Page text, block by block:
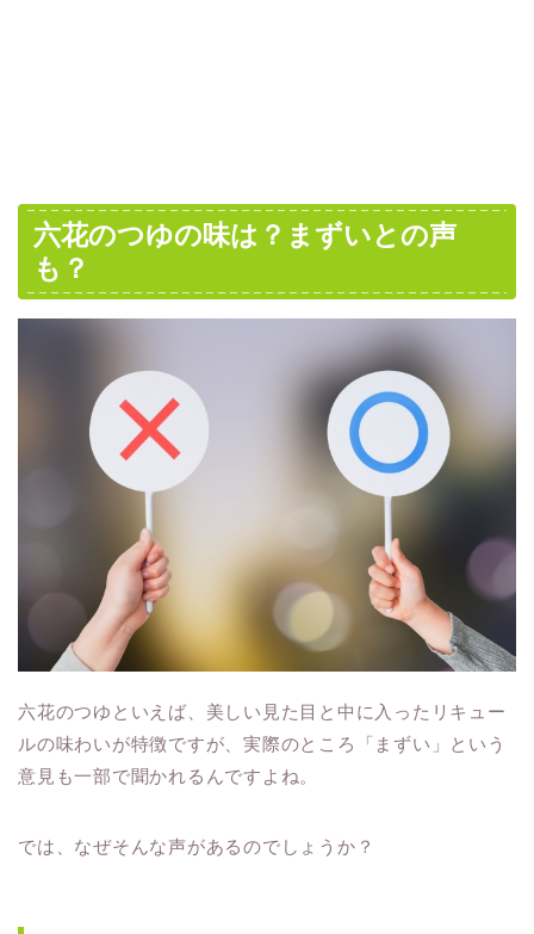
六花のつゆの味は？まずいとの声
も？
六花のつゆといえば、美しい見た目と中に入ったリキュー
ルの味わいが特徴ですが、実際のところ「まずい」という
意見も一部で聞かれるんですよね。
では、なぜそんな声があるのでしょうか？